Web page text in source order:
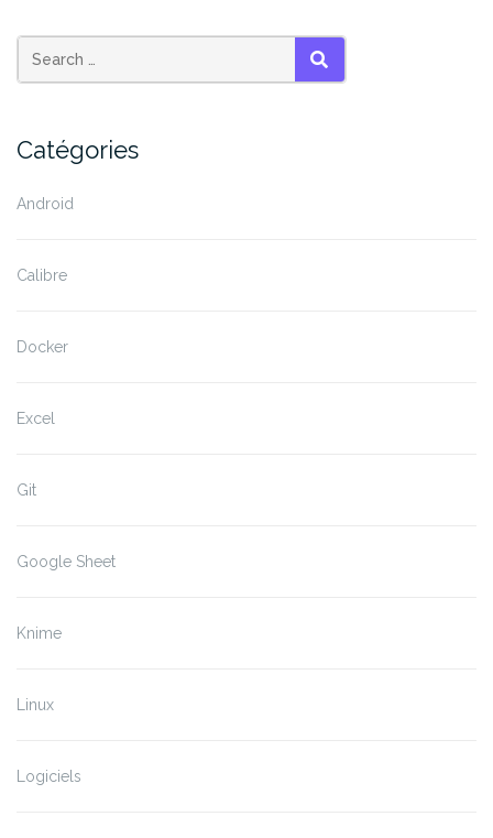
SEARCH
Catégories
Android
Calibre
Docker
Excel
Git
Google Sheet
Knime
Linux
Logiciels